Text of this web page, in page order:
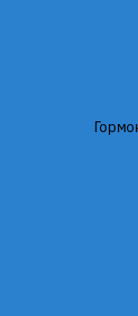
ТОВ «ЗЕНТІВА
И. Тел.